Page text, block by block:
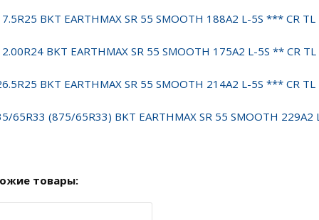
BKT EARTHMAX SR 55 SMOOTH 188A2 L-5S *** CR TL
BKT EARTHMAX SR 55 SMOOTH 175A2 L-5S ** CR TL
BKT EARTHMAX SR 55 SMOOTH 214A2 L-5S *** CR TL
65R33 (875/65R33) BKT EARTHMAX SR 55 SMOOTH 229A2
товары: